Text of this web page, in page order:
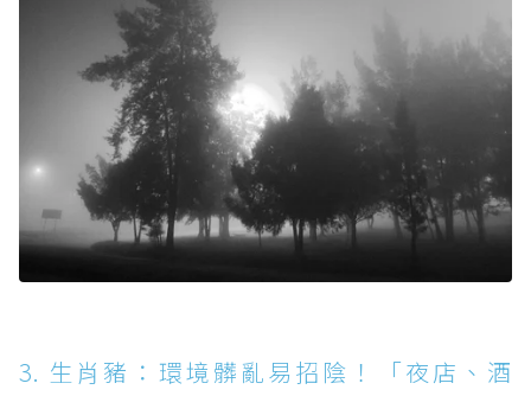
3. 生肖豬：環境髒亂易招陰！「夜店、酒